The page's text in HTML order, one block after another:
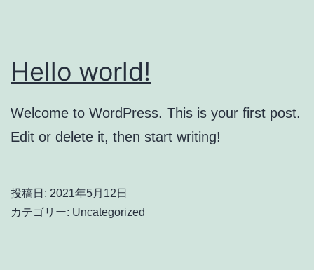
Hello world!
Welcome to WordPress. This is your first post.
Edit or delete it, then start writing!
投稿日: 2021年5月12日
カテゴリー: Uncategorized